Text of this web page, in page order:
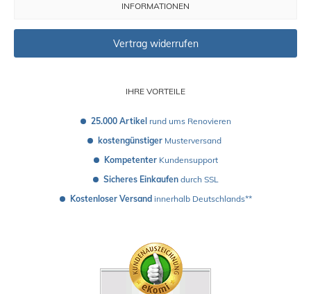
IHRE VORTEILE
25.000 Artikel rund ums Renovieren
kostengünstiger Musterversand
Kompetenter Kundensupport
Sicheres Einkaufen durch SSL
Kostenloser Versand innerhalb Deutschlands**
INFORMATIONEN
Vertrag widerrufen